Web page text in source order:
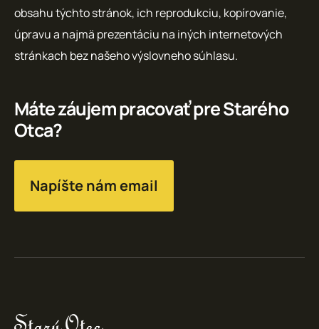
obsahu týchto stránok, ich reprodukciu, kopírovanie,
úpravu a najmä prezentáciu na iných internetových
stránkach bez našeho výslovneho súhlasu.
Máte záujem pracovať pre Starého
Otca?
Napíšte nám email